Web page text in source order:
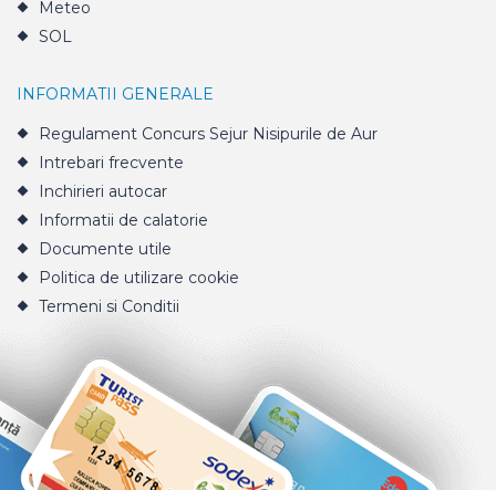
Meteo
SOL
INFORMATII GENERALE
Regulament Concurs Sejur Nisipurile de Aur
Intrebari frecvente
Inchirieri autocar
Informatii de calatorie
Documente utile
Politica de utilizare cookie
Termeni si Conditii